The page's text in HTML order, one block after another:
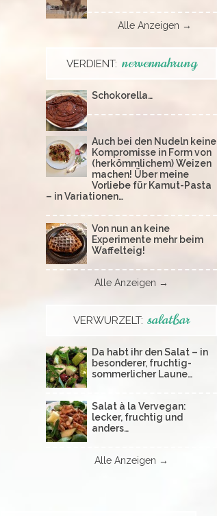
Alle Anzeigen →
VERDIENT: nervennahrung
Schokorella…
Auch bei den Nudeln keine
Kompromisse in Form von
(herkömmlichem) Weizen
machen! Über meine
Vorliebe für Kamut-Pasta
– in Variationen…
Von nun an keine
Experimente mehr beim
Waffelteig!
Alle Anzeigen →
VERWURZELT: salatbar
Da habt ihr den Salat – in
besonderer, fruchtig-
sommerlicher Laune…
Salat à la Vervegan:
lecker, fruchtig und
anders…
Alle Anzeigen →